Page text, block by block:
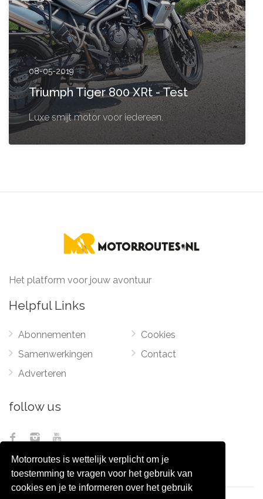
Motorroutes is wettelijk verplicht om je
toestemming te vragen voor het gebruik van
cookies en je te informeren over het gebruik
08-05-2019
Triumph Tiger 800 XRt - Test
Luxe smijt motor voor iedereen.
Het platform voor jouw avontuur
Helpful Links
Abonnementen
Samenwerkingen
Adverteren
Cookies
Contact
follow us